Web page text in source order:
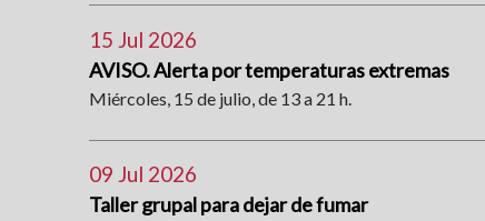
15 Jul 2026
AVISO. Alerta por temperaturas extremas
Miércoles, 15 de julio, de 13 a 21 h.
09 Jul 2026
Taller grupal para dejar de fumar